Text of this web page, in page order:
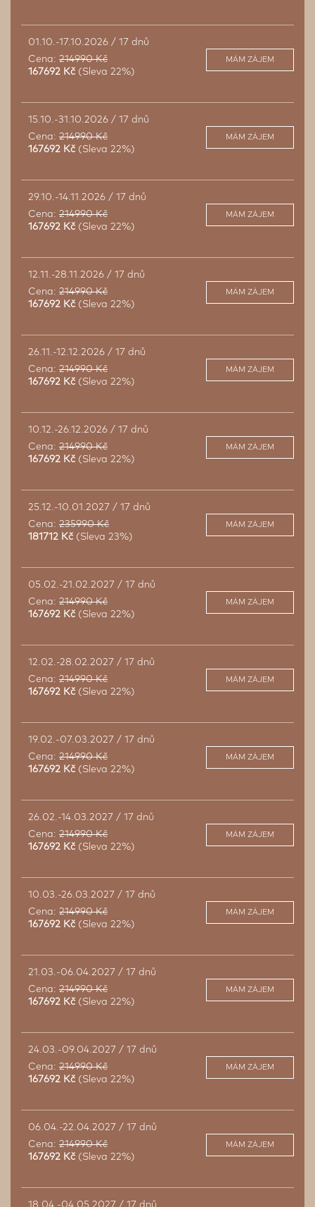
01.10.-17.10.2026 / 17 dnů
Cena: 214990 Kč
167692 Kč (Sleva 22%)
MÁM ZÁJEM
15.10.-31.10.2026 / 17 dnů
Cena: 214990 Kč
167692 Kč (Sleva 22%)
MÁM ZÁJEM
29.10.-14.11.2026 / 17 dnů
Cena: 214990 Kč
167692 Kč (Sleva 22%)
MÁM ZÁJEM
12.11.-28.11.2026 / 17 dnů
Cena: 214990 Kč
167692 Kč (Sleva 22%)
MÁM ZÁJEM
26.11.-12.12.2026 / 17 dnů
Cena: 214990 Kč
167692 Kč (Sleva 22%)
MÁM ZÁJEM
10.12.-26.12.2026 / 17 dnů
Cena: 214990 Kč
167692 Kč (Sleva 22%)
MÁM ZÁJEM
25.12.-10.01.2027 / 17 dnů
Cena: 235990 Kč
181712 Kč (Sleva 23%)
MÁM ZÁJEM
05.02.-21.02.2027 / 17 dnů
Cena: 214990 Kč
167692 Kč (Sleva 22%)
MÁM ZÁJEM
12.02.-28.02.2027 / 17 dnů
Cena: 214990 Kč
167692 Kč (Sleva 22%)
MÁM ZÁJEM
19.02.-07.03.2027 / 17 dnů
Cena: 214990 Kč
167692 Kč (Sleva 22%)
MÁM ZÁJEM
26.02.-14.03.2027 / 17 dnů
Cena: 214990 Kč
167692 Kč (Sleva 22%)
MÁM ZÁJEM
10.03.-26.03.2027 / 17 dnů
Cena: 214990 Kč
167692 Kč (Sleva 22%)
MÁM ZÁJEM
21.03.-06.04.2027 / 17 dnů
Cena: 214990 Kč
167692 Kč (Sleva 22%)
MÁM ZÁJEM
24.03.-09.04.2027 / 17 dnů
Cena: 214990 Kč
167692 Kč (Sleva 22%)
MÁM ZÁJEM
06.04.-22.04.2027 / 17 dnů
Cena: 214990 Kč
167692 Kč (Sleva 22%)
MÁM ZÁJEM
18.04.-04.05.2027 / 17 dnů